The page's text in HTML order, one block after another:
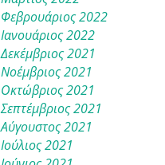
Φεβρουάριος 2022
Ιανουάριος 2022
Δεκέμβριος 2021
Νοέμβριος 2021
Οκτώβριος 2021
Σεπτέμβριος 2021
Αύγουστος 2021
Ιούλιος 2021